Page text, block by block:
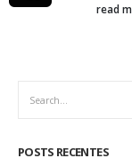
read more
POSTS RECENTES